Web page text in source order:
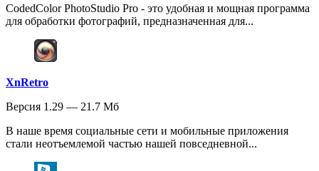
CodedColor PhotoStudio Pro - это удобная и мощная программа
для обработки фотографий, предназначенная для...
XnRetro
Версия 1.29 — 21.7 Мб
В наше время социальные сети и мобильные приложения
стали неотъемлемой частью нашей повседневной...